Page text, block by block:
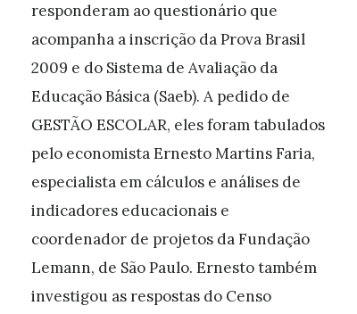
responderam ao questionário que
acompanha a inscrição da Prova Brasil
2009 e do Sistema de Avaliação da
Educação Básica (Saeb). A pedido de
GESTÃO ESCOLAR, eles foram tabulados
pelo economista Ernesto Martins Faria,
especialista em cálculos e análises de
indicadores educacionais e
coordenador de projetos da Fundação
Lemann, de São Paulo. Ernesto também
investigou as respostas do Censo